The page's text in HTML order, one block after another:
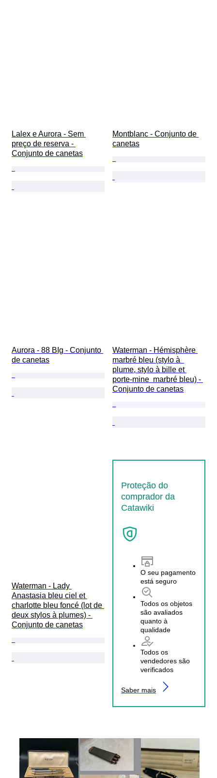
Lalex e Aurora - Sem
preço de reserva -
Conjunto de canetas
Montblanc - Conjunto de
canetas
Aurora - 88 BIg - Conjunto
de canetas
Waterman - Hémisphère
marbré bleu (stylo à
plume, stylo à bille et
porte-mine  marbré bleu) -
Conjunto de canetas
Waterman - Lady
Anastasia bleu ciel et
charlotte bleu foncé (lot de
deux stylos à plumes) -
Conjunto de canetas
Proteção do
comprador da
Catawiki
O seu pagamento
está seguro
Todos os objetos
são avaliados
quanto à
qualidade
Todos os
vendedores são
verificados
Saber mais